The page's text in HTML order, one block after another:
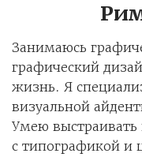
Занимаюсь
графический
жизнь. Я
визуальной
Умею
с типографикой и